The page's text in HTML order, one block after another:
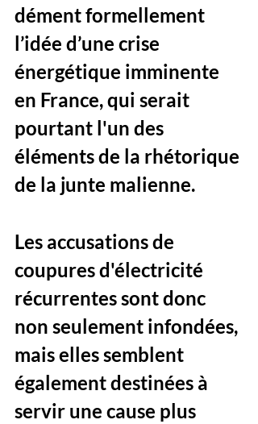
dément formellement
l’idée d’une crise
énergétique imminente
en France, qui serait
pourtant l'un des
éléments de la rhétorique
de la junte malienne.
Les accusations de
coupures d'électricité
récurrentes sont donc
non seulement infondées,
mais elles semblent
également destinées à
servir une cause plus